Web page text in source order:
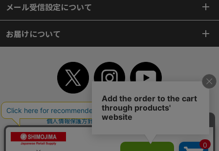
メール受信設定について
お届けについて
TOP 初めてご利用のお客様へ ご利用案内
ご利用規約
個人情報保護方針
特定商取引法
よくあるご質問
サイトマップ
WEBカタログ 英語版TOP